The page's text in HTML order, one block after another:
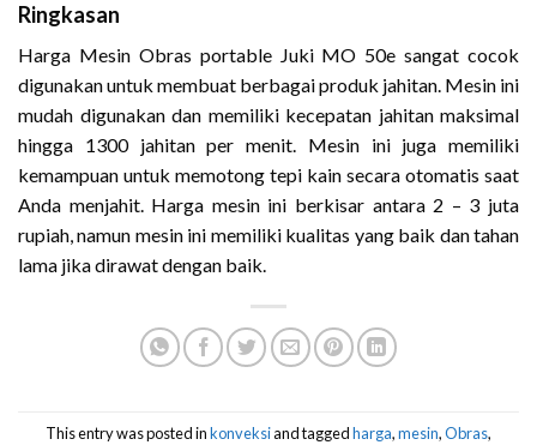
Ringkasan
Harga Mesin Obras portable Juki MO 50e sangat cocok
digunakan untuk membuat berbagai produk jahitan. Mesin ini
mudah digunakan dan memiliki kecepatan jahitan maksimal
hingga 1300 jahitan per menit. Mesin ini juga memiliki
kemampuan untuk memotong tepi kain secara otomatis saat
Anda menjahit. Harga mesin ini berkisar antara 2 – 3 juta
rupiah, namun mesin ini memiliki kualitas yang baik dan tahan
lama jika dirawat dengan baik.
This entry was posted inkonveksiand taggedharga,mesin,Obras,